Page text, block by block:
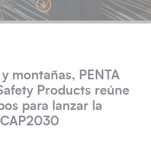
montañas, PENTA
Products reúne
para lanzar la